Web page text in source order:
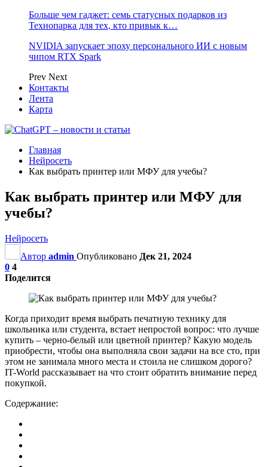
Больше чем гаджет: семь статусных подарков из
Технопарка для тех, кто привык к…
NVIDIA запускает эпоху персонального ИИ с новым
чипом RTX Spark
Prev Next
Контакты
Лента
Карта
Главная
Нейросеть
Как выбрать принтер или МФУ для учебы?
Как выбрать принтер или МФУ для
учебы?
Нейросеть
Автор admin Опубликовано Дек 21, 2024
0 4
Поделится
Когда приходит время выбрать печатную технику для
школьника или студента, встает непростой вопрос: что лучше
купить – черно-белый или цветной принтер? Какую модель
приобрести, чтобы она выполняла свои задачи на все сто, при
этом не занимала много места и стоила не слишком дорого?
IT-World рассказывает на что стоит обратить внимание перед
покупкой.
Содержание: